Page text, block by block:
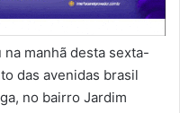
manhã desta sexta-
das avenidas brasil
no bairro Jardim